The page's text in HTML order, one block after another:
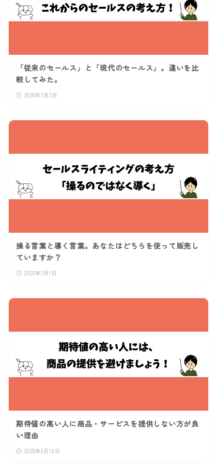
「従来のセールス」と「現代のセールス」。違いを比
較してみた。
2025年7月3日
操る言葉と導く言葉。あなたはどちらを使って販売し
ていますか？
2025年7月1日
期待値の高い人に商品・サービスを提供しない方が良
い理由
2025年5月10日